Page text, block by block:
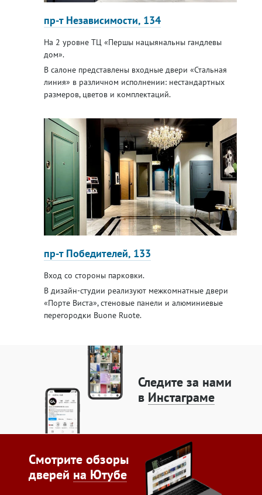
пр-т Независимости, 134
На 2 уровне ТЦ «Першы нацыянальны гандлевы
дом».
В салоне представлены входные двери «Стальная
линия» в различном исполнении: нестандартных
размеров, цветов и комплектаций.
пр-т Победителей, 133
Вход со стороны парковки.
В дизайн-студии реализуют межкомнатные двери
«Порте Виста», стеновые панели и алюминиевые
перегородки Buone Ruote.
Следите за нами
в Инстаграме
Смотрите обзоры
дверей на Ютубе